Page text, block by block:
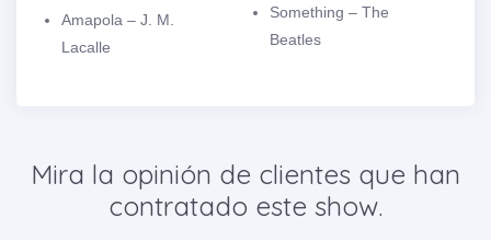
Amapola – J. M.
Lacalle
Something – The
Beatles
Mira la opinión de clientes que han
contratado este show.